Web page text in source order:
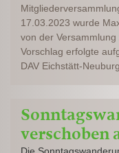
17.03.2023 wurde
von der
Vorschlag erfolgte
DAV Eichstätt-
verschoben
Die